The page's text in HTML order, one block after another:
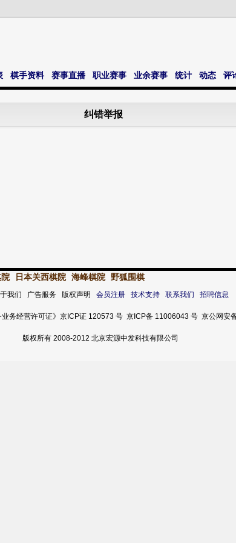
棋手资料 赛事直播 职业赛事 业余赛事 统计 动态 评
纠错举报
日本关西棋院 海峰棋院 野狐围棋
我们 广告服务 版权声明 会员注册 技术支持 联系我们 招聘信息
业务经营许可证》京ICP证 120573 号 京ICP备 11006043 号 京公网安
版权所有 2008-2012 北京宏源中发科技有限公司